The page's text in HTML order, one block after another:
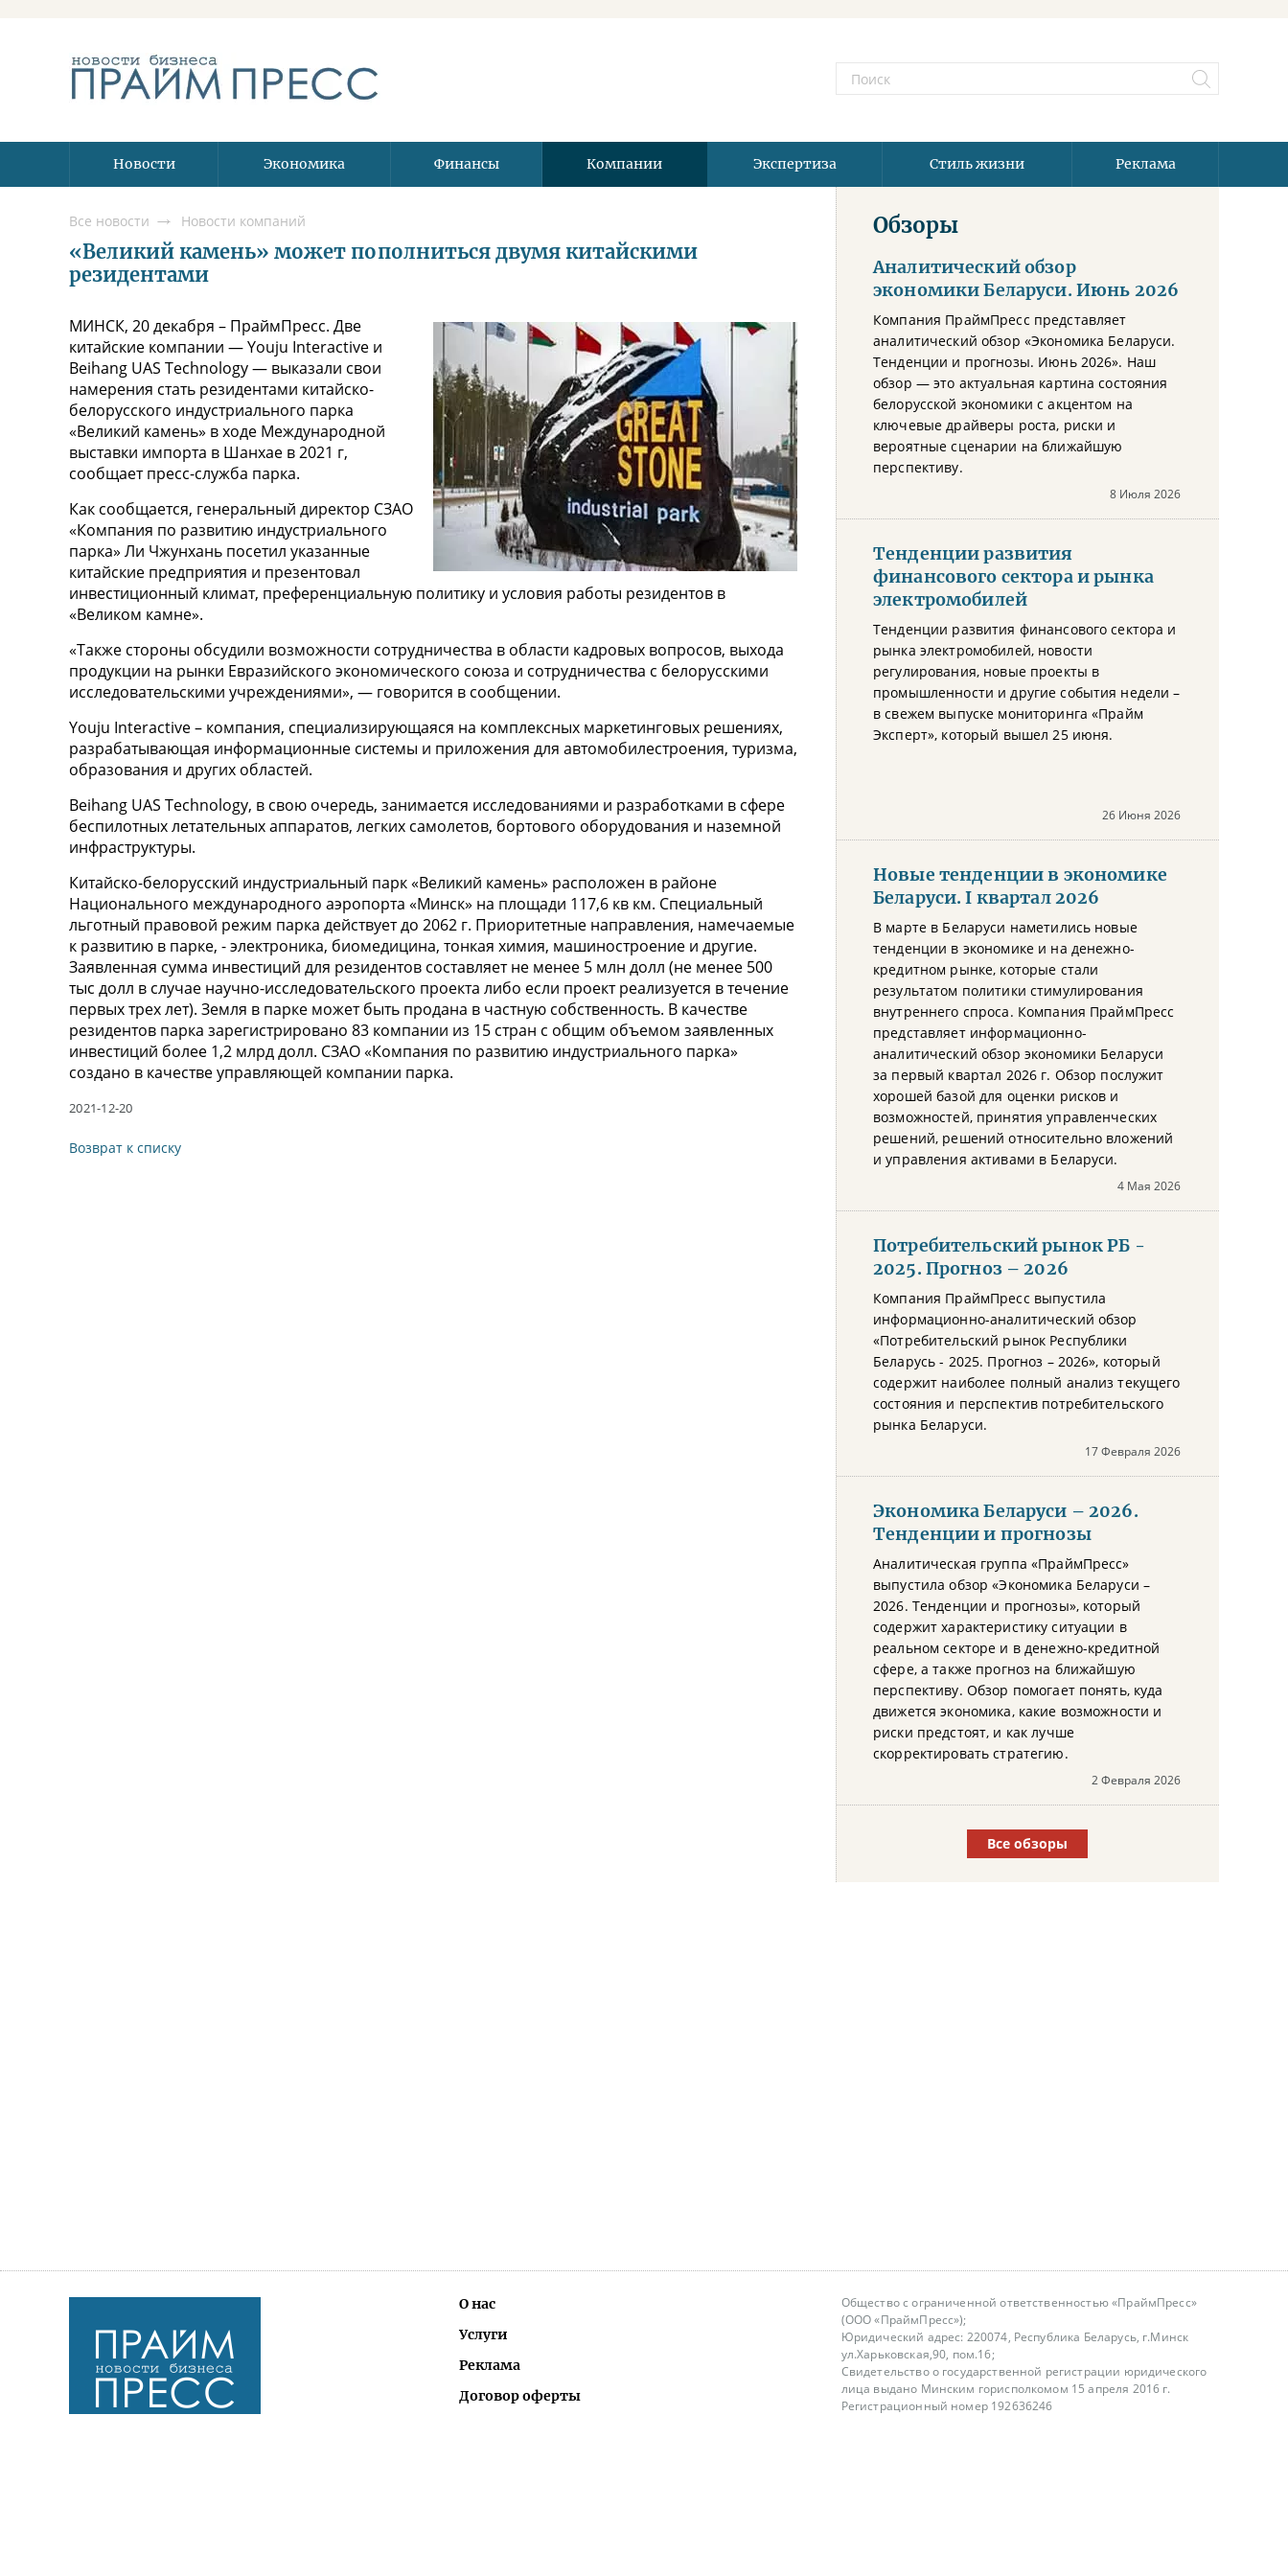
Новости Экономика Финансы Компании Экспертиза Стиль жизни Реклама
Все новости Новости компаний
«Великий камень» может пополниться двумя китайскими
резидентами
МИНСК, 20 декабря – ПраймПресс. Две
китайские компании — Youju Interactive и
Beihang UAS Technology — выказали свои
намерения стать резидентами китайско-
белорусского индустриального парка
«Великий камень» в ходе Международной
выставки импорта в Шанхае в 2021 г,
сообщает пресс-служба парка.
Как сообщается, генеральный директор СЗАО
«Компания по развитию индустриального
парка» Ли Чжунхань посетил указанные
китайские предприятия и презентовал
инвестиционный климат, преференциальную политику и условия работы резидентов в
«Великом камне».
«Также стороны обсудили возможности сотрудничества в области кадровых вопросов, выхода
продукции на рынки Евразийского экономического союза и сотрудничества с белорусскими
исследовательскими учреждениями», — говорится в сообщении.
Youju Interactive – компания, специализирующаяся на комплексных маркетинговых решениях,
разрабатывающая информационные системы и приложения для автомобилестроения, туризма,
образования и других областей.
Beihang UAS Technology, в свою очередь, занимается исследованиями и разработками в сфере
беспилотных летательных аппаратов, легких самолетов, бортового оборудования и наземной
инфраструктуры.
Китайско-белорусский индустриальный парк «Великий камень» расположен в районе
Национального международного аэропорта «Минск» на площади 117,6 кв км. Специальный
льготный правовой режим парка действует до 2062 г. Приоритетные направления, намечаемые
к развитию в парке, - электроника, биомедицина, тонкая химия, машиностроение и другие.
Заявленная сумма инвестиций для резидентов составляет не менее 5 млн долл (не менее 500
тыс долл в случае научно-исследовательского проекта либо если проект реализуется в течение
первых трех лет). Земля в парке может быть продана в частную собственность. В качестве
резидентов парка зарегистрировано 83 компании из 15 стран с общим объемом заявленных
инвестиций более 1,2 млрд долл. СЗАО «Компания по развитию индустриального парка»
создано в качестве управляющей компании парка.
2021-12-20
Возврат к списку
Обзоры
Аналитический обзор
экономики Беларуси. Июнь 2026
Компания ПраймПресс представляет
аналитический обзор «Экономика Беларуси.
Тенденции и прогнозы. Июнь 2026». Наш
обзор — это актуальная картина состояния
белорусской экономики с акцентом на
ключевые драйверы роста, риски и
вероятные сценарии на ближайшую
перспективу.
8 Июля 2026
Тенденции развития
финансового сектора и рынка
электромобилей
Тенденции развития финансового сектора и
рынка электромобилей, новости
регулирования, новые проекты в
промышленности и другие события недели –
в свежем выпуске мониторинга «Прайм
Эксперт», который вышел 25 июня.
26 Июня 2026
Новые тенденции в экономике
Беларуси. I квартал 2026
В марте в Беларуси наметились новые
тенденции в экономике и на денежно-
кредитном рынке, которые стали
результатом политики стимулирования
внутреннего спроса. Компания ПраймПресс
представляет информационно-
аналитический обзор экономики Беларуси
за первый квартал 2026 г. Обзор послужит
хорошей базой для оценки рисков и
возможностей, принятия управленческих
решений, решений относительно вложений
и управления активами в Беларуси.
4 Мая 2026
Потребительский рынок РБ -
2025. Прогноз – 2026
Компания ПраймПресс выпустила
информационно-аналитический обзор
«Потребительский рынок Республики
Беларусь - 2025. Прогноз – 2026», который
содержит наиболее полный анализ текущего
состояния и перспектив потребительского
рынка Беларуси.
17 Февраля 2026
Экономика Беларуси – 2026.
Тенденции и прогнозы
Аналитическая группа «ПраймПресс»
выпустила обзор «Экономика Беларуси –
2026. Тенденции и прогнозы», который
содержит характеристику ситуации в
реальном секторе и в денежно-кредитной
сфере, а также прогноз на ближайшую
перспективу. Обзор помогает понять, куда
движется экономика, какие возможности и
риски предстоят, и как лучше
скорректировать стратегию.
2 Февраля 2026
Все обзоры
О нас
Услуги
Реклама
Договор оферты
Общество с ограниченной ответственностью «ПраймПресс»
(ООО «ПраймПресс»);
Юридический адрес: 220074, Республика Беларусь, г.Минск
ул.Харьковская,90, пом.16;
Свидетельство о государственной регистрации юридического
лица выдано Минским горисполкомом 15 апреля 2016 г.
Регистрационный номер 192636246